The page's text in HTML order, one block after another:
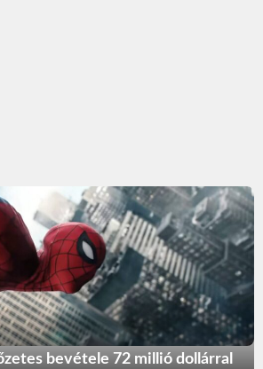
bevétele 72 millió dollárral